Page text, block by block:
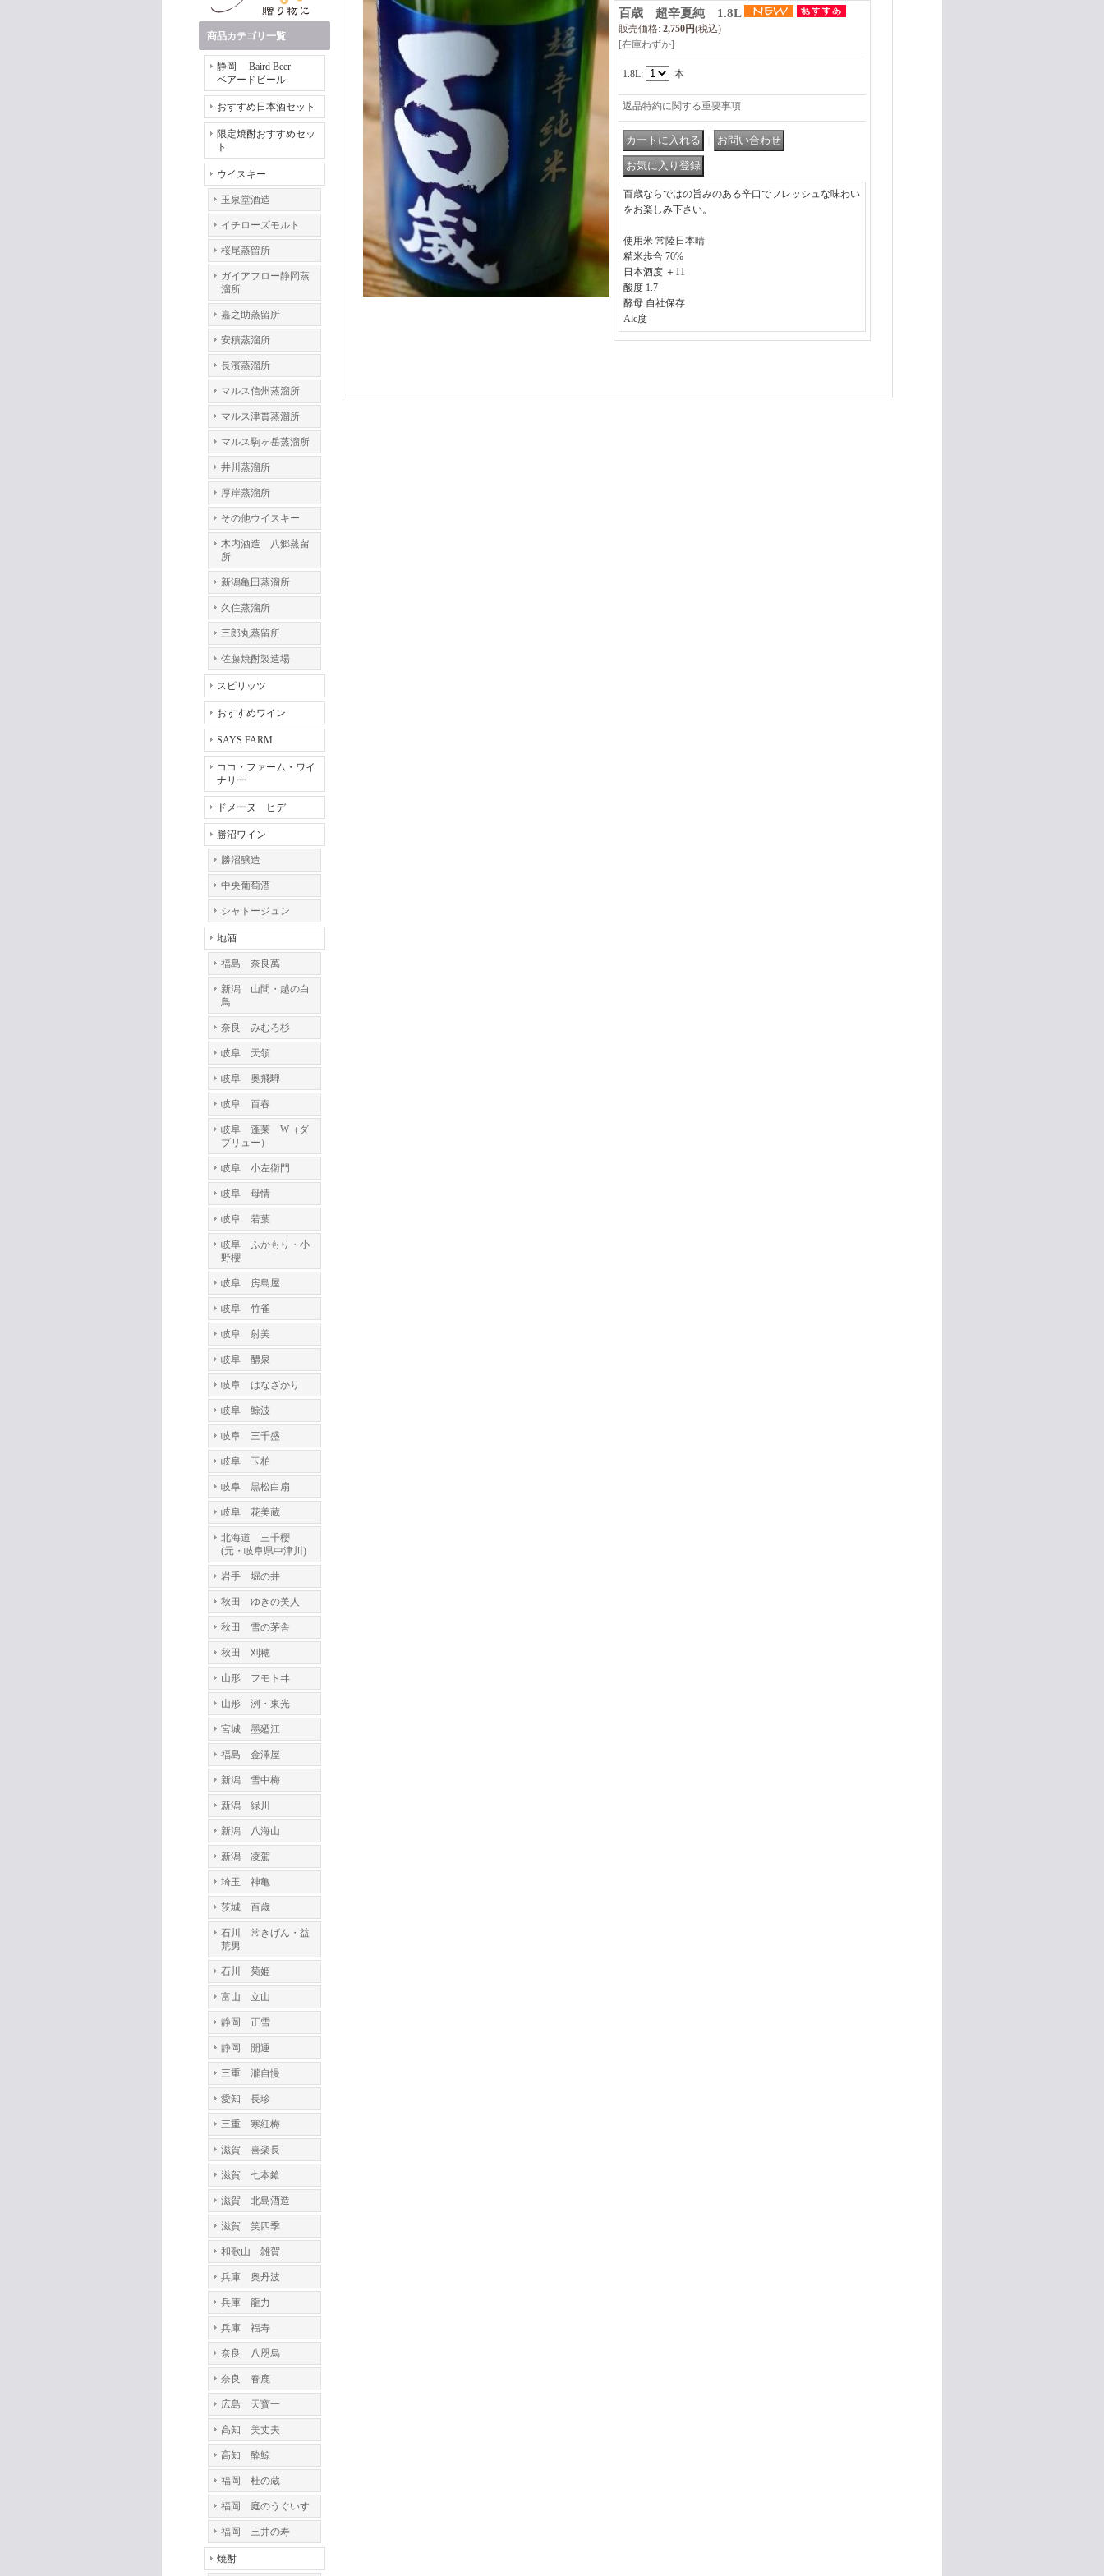
商品カテゴリ一覧
静岡 Baird Beer
ベアードビール
おすすめ日本酒セット
限定焼酎おすすめセッ
ト
ウイスキー
玉泉堂酒造
イチローズモルト
桜尾蒸留所
ガイアフロー静岡蒸
溜所
嘉之助蒸留所
安積蒸溜所
長濱蒸溜所
マルス信州蒸溜所
マルス津貫蒸溜所
マルス駒ヶ岳蒸溜所
井川蒸溜所
厚岸蒸溜所
その他ウイスキー
木内酒造 八郷蒸留
所
新潟亀田蒸溜所
久住蒸溜所
三郎丸蒸留所
佐藤焼酎製造場
スピリッツ
おすすめワイン
SAYS FARM
ココ・ファーム・ワイ
ナリー
ドメーヌ ヒデ
勝沼ワイン
勝沼醸造
中央葡萄酒
シャトージュン
地酒
福島 奈良萬
新潟 山間・越の白
鳥
奈良 みむろ杉
岐阜 天領
岐阜 奥飛騨
岐阜 百春
岐阜 蓬莱 W（ダ
ブリュー）
岐阜 小左衛門
岐阜 母情
岐阜 若葉
岐阜 ふかもり・小
野櫻
岐阜 房島屋
岐阜 竹雀
岐阜 射美
岐阜 醴泉
岐阜 はなざかり
岐阜 鯨波
岐阜 三千盛
岐阜 玉柏
岐阜 黒松白扇
岐阜 花美蔵
北海道 三千櫻
(元・岐阜県中津川)
岩手 堀の井
秋田 ゆきの美人
秋田 雪の茅舎
秋田 刈穂
山形 フモトヰ
山形 洌・東光
宮城 墨廼江
福島 金澤屋
新潟 雪中梅
新潟 緑川
新潟 八海山
新潟 凌駕
埼玉 神亀
茨城 百歳
石川 常きげん・益
荒男
石川 菊姫
富山 立山
静岡 正雪
静岡 開運
三重 瀧自慢
愛知 長珍
三重 寒紅梅
滋賀 喜楽長
滋賀 七本鎗
滋賀 北島酒造
滋賀 笑四季
和歌山 雑賀
兵庫 奥丹波
兵庫 龍力
兵庫 福寿
奈良 八咫烏
奈良 春鹿
広島 天寳一
高知 美丈夫
高知 酔鯨
福岡 杜の蔵
福岡 庭のうぐいす
福岡 三井の寿
焼酎
百歳 超辛夏純 1.8L
販売価格: 2,750円(税込)
[在庫わずか]
1.8L: 本
返品特約に関する重要事項
百歳ならではの旨みのある辛口でフレッシュな味わい
をお楽しみ下さい。
使用米 常陸日本晴
精米歩合 70%
日本酒度 ＋11
酸度 1.7
酵母 自社保存
Alc度